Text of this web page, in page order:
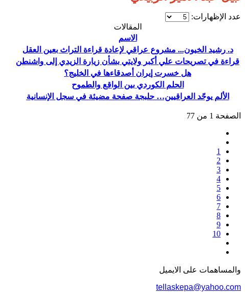
عدد الإظهارات:
المقالات
الاسم
د. رشيد الخيون... مشروع عراقي لإعادة قراءة التراث بعين العقل
قراءة في تصريحات علي أكبر ولايتي بشأن زيارة الزيدي إلى واشنطن
هل خسرت إيران أصدقاءها في الخليج؟
الحلم الكوردي بين الواقع والطموح
الألم يوحّد العراقيين… حلبجة صفحة مضيئة في سجل الإنسانية
الصفحة 1 من 77
1
2
3
4
5
6
7
8
9
10
والمساهمات علی الایمیل
tellaskepa@yahoo.com